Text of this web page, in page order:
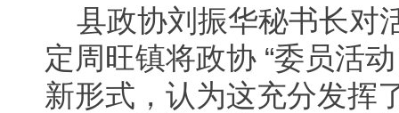
县政协刘振华秘书长对
定周旺镇将政协 “委员活
新形式，认为这充分发挥